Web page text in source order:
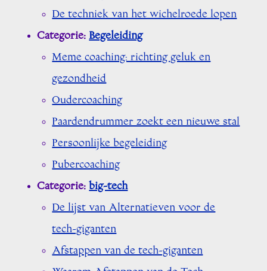
De techniek van het wichelroede lopen
Categorie:Begeleiding
Meme coaching: richting geluk en
gezondheid
Oudercoaching
Paardendrummer zoekt een nieuwe stal
Persoonlijke begeleiding
Pubercoaching
Categorie:big-tech
De lijst van Alternatieven voor de
tech-giganten
Afstappen van de tech-giganten